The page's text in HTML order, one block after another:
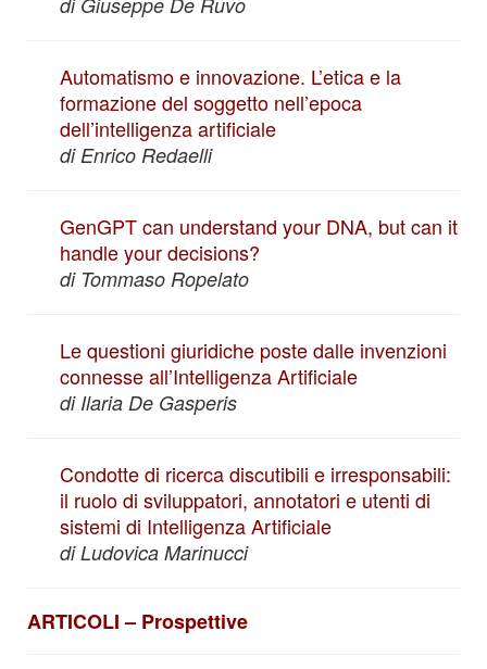
Automatismo e innovazione. L’etica e la
formazione del soggetto nell’epoca
dell’intelligenza artificiale
di Enrico Redaelli
GenGPT can understand your DNA, but can it
handle your decisions?
di Tommaso Ropelato
Le questioni giuridiche poste dalle invenzioni
connesse all’Intelligenza Artificiale
di Ilaria De Gasperis
Condotte di ricerca discutibili e irresponsabili:
il ruolo di sviluppatori, annotatori e utenti di
sistemi di Intelligenza Artificiale
di Ludovica Marinucci
ARTICOLI – Prospettive